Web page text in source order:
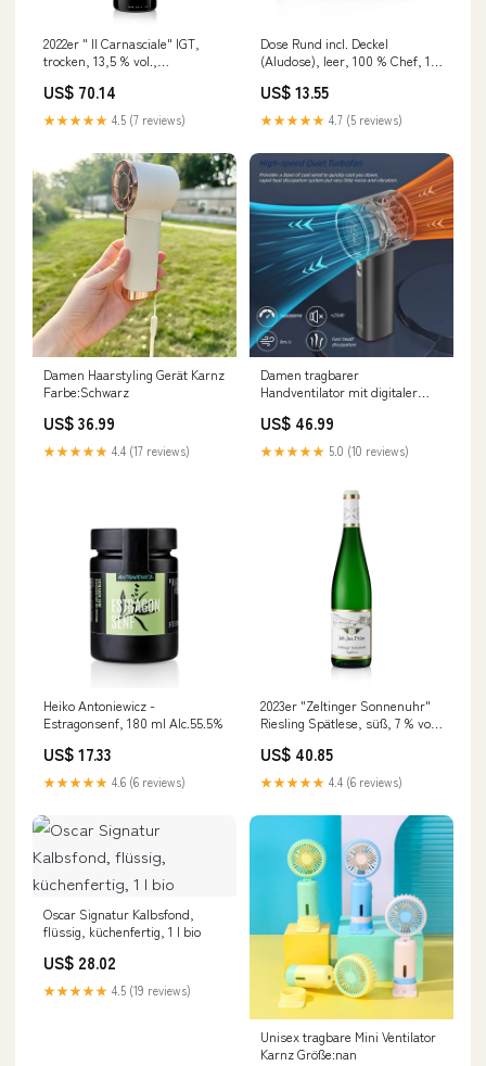
2022er " Il Carnasciale" IGT,
trocken, 13,5 % vol.,
US$ 70.14
★★★★★ 4.5 (7 reviews)
Dose Rund incl. Deckel
(Aludose), leer, 100 % Chef, 10
US$ 13.55
★★★★★ 4.7 (5 reviews)
Damen Haarstyling Gerät Karnz
Farbe:Schwarz
US$ 36.99
★★★★★ 4.4 (17 reviews)
Damen tragbarer
Handventilator mit digitaler
US$ 46.99
★★★★★ 5.0 (10 reviews)
Heiko Antoniewicz -
Estragonsenf, 180 ml Alc.55.5%
US$ 17.33
★★★★★ 4.6 (6 reviews)
2023er "Zeltinger Sonnenuhr"
Riesling Spätlese, süß, 7 % vol.,
US$ 40.85
★★★★★ 4.4 (6 reviews)
Oscar Signatur Kalbsfond,
flüssig, küchenfertig, 1 l bio
US$ 28.02
★★★★★ 4.5 (19 reviews)
Unisex tragbare Mini Ventilator
Karnz Größe:nan